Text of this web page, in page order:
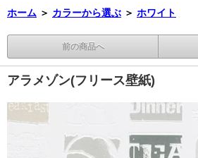
ホーム ＞ カラーから選ぶ ＞ ホワイト
前の商品へ
アラメゾン(フリース壁紙)